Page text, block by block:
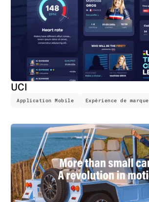
UCI
Application Mobile Expérience de marque